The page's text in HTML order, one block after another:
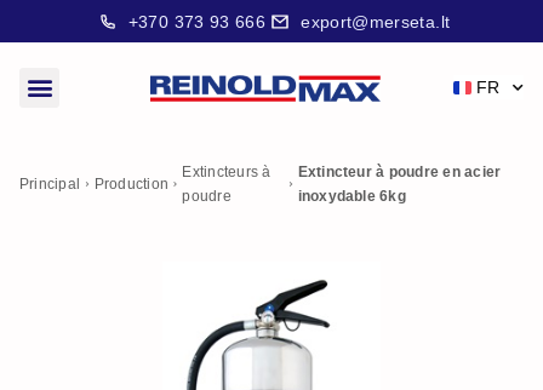
+370 373 93 666 export@merseta.lt
FR
Principal Production
Extincteurs à
poudre
Extincteur à poudre en acier
inoxydable 6kg